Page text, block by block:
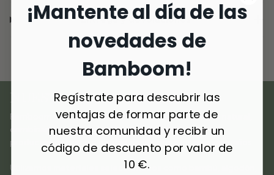
Entrega y devoluciones
NUESTROS MATERIALES
Bamboom nace del amor por los materiales de origen natural,
combinandoinnovación y sostenibilidadpara crear
productos de primera calidad dedicados a los más pequeños.
Utilizamos materiales seleccionados
¡Mantente al día de las
novedades de
Bamboom!
Regístrate para descubrir las
ventajas de formar parte de
nuestra comunidad y recibir un
código de descuento por valor de
10 €.